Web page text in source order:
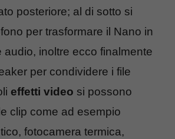
posteriore; al di sotto si
per trasformare il Nano in
audio, inoltre ecco finalmente
per condividere i file
effetti video si possono
clip come ad esempio
fotocamera termica,